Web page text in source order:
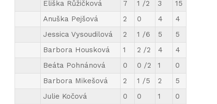
Eliška Růžičková
7 1 /2 3
15
Anuška Pejšová
2 0 4
4
Jessica Vysoudilová
2 1 /6 5
5
Barbora Housková
1 2 /2 4
4
Beáta Pohnánová
0 0 /2 1
0
Barbora Mikešová
2 1 /5 2
5
Julie Kočová
0 0 1
0